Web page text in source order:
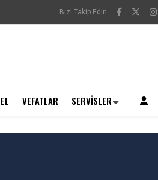
Bizi Takip Edin
VEFATLAR SERVISLER